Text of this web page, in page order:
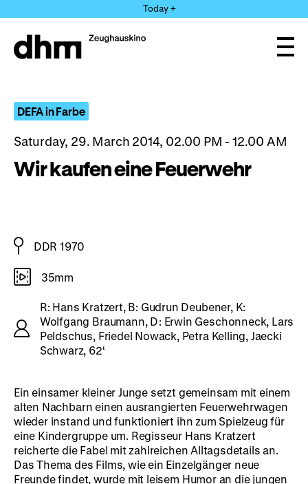
directly
the
Today +
DEFA in Farbe
Saturday, 29. March 2014, 02.00 PM - 12.00 AM
Wir kaufen eine Feuerwehr
DDR 1970
35mm
R: Hans Kratzert, B: Gudrun Deubener, K:
Wolfgang Braumann, D: Erwin Geschonneck, Lars
Peldschus, Friedel Nowack, Petra Kelling, Jaecki
Schwarz, 62‘
Ein einsamer kleiner Junge setzt gemeinsam mit einem
alten Nachbarn einen ausrangierten Feuerwehrwagen
wieder instand und funktioniert ihn zum Spielzeug für
eine Kindergruppe um. Regisseur Hans Kratzert
reicherte die Fabel mit zahlreichen Alltagsdetails an.
Das Thema des Films, wie ein Einzelgänger neue
Freunde findet, wurde mit leisem Humor an die jungen